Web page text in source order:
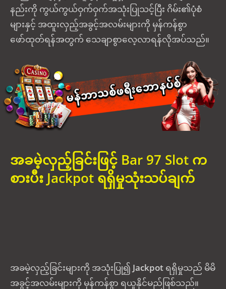
နည်းကို ကွယ်ကွယ်ဝှက်ဝှက်အသုံးပြုသင့်ပြီး ဂိမ်း၏ပုံစံ
များနှင့် အထူးလှည့်အခွင့်အလမ်းများကို မှန်ကန်စွာ
ဖော်ထုတ်ရန်အတွက် သေချာစွာလေ့လာရန်လိုအပ်သည်။
အခမဲ့လှည့်ခြင်းဖြင့် Bar 97 Slot က
စားပီး Jackpot ရရှိမှုသုံးသပ်ချက်
အခမဲ့လှည့်ခြင်းများကို အသုံးပြု၍ Jackpot ရရှိမှုသည် မိမိ
အခွင့်အလမ်းများကို မှန်ကန်စွာ ရယူနိုင်မည်ဖြစ်သည်။